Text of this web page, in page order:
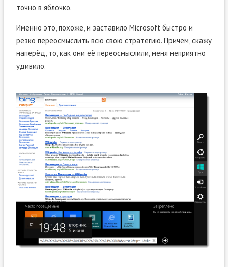
точно в яблочко.
Именно это, похоже, и заставило Microsoft быстро и
резко переосмыслить всю свою стратегию. Причём, скажу
наперёд, то, как они её переосмыслили, меня неприятно
удивило.